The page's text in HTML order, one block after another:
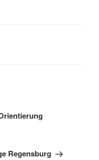
Regensburg